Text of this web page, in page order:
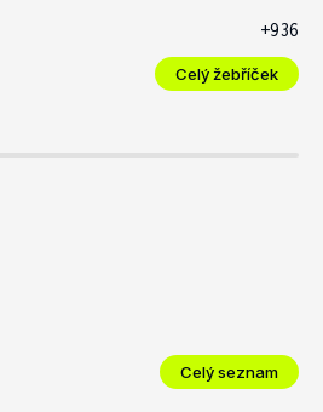
+936
Celý žebříček
Celý seznam